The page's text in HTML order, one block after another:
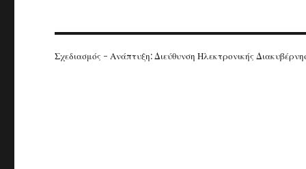
Σχεδιασμός - Ανάπτυξη: Διεύθυνση Ηλεκτρονικής